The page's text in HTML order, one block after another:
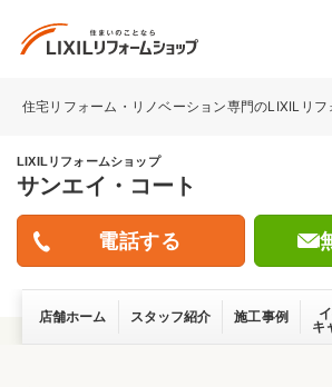
住宅リフォーム・リノベーション専門のLIXILリ
LIXILリフォームショップ
サンエイ・コート
店舗ホーム スタッフ紹介 施工事例
キ